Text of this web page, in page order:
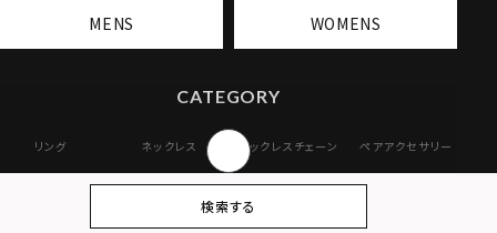
MENS WOMENS
CATEGORY
リング ネックレス ネックレスチェーン ペアアクセサリー
検索する